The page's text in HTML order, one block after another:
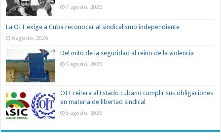
7 agosto, 2026
La OIT exige a Cuba reconocer al sindicalismo independiente
6 agosto, 2026
Del mito de la seguridad al reino de la violencia
5 agosto, 2026
OIT reitera al Estado cubano cumplir sus obligaciones
en materia de libertad sindical
5 agosto, 2026